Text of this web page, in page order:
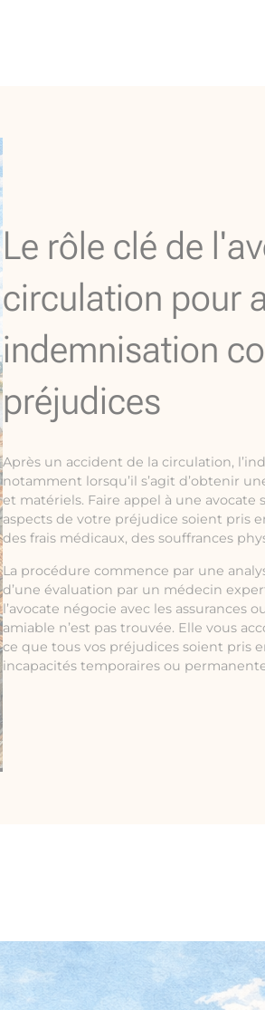
Le rôle clé de
circulation pour
indemnisation
préjudices
Après un accident de la circulation,
notamment lorsqu’il s’agit d’obtenir
et matériels. Faire appel à une
aspects de votre préjudice soient pris
des frais médicaux, des souffrances
La procédure commence par une
d’une évaluation par un médecin
l’avocate négocie avec les
amiable n’est pas trouvée. Elle vous
ce que tous vos préjudices soient pris
incapacités temporaires ou